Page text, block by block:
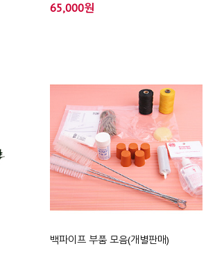
65,000원
백파이프 부품 모음(개별판매)